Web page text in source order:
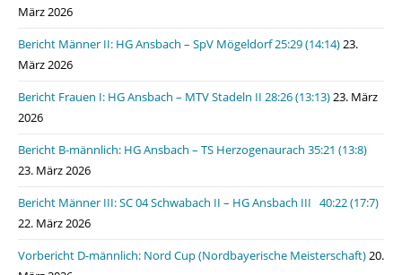
März 2026
Bericht Männer II: HG Ansbach – SpV Mögeldorf 25:29 (14:14)23.
März 2026
Bericht Frauen I: HG Ansbach – MTV Stadeln II 28:26 (13:13)23. März
2026
Bericht B-männlich: HG Ansbach – TS Herzogenaurach 35:21 (13:8)
23. März 2026
Bericht Männer III: SC 04 Schwabach II – HG Ansbach III 40:22 (17:7)
22. März 2026
Vorbericht D-männlich: Nord Cup (Nordbayerische Meisterschaft)20.